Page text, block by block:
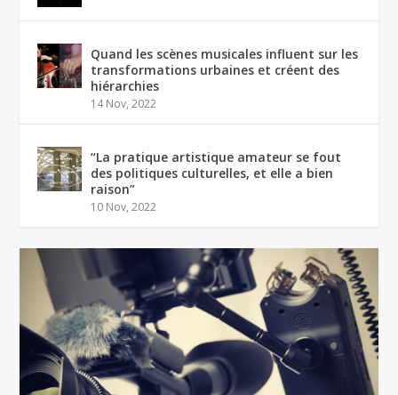
Quand les scènes musicales influent sur les
transformations urbaines et créent des
hiérarchies
14 Nov, 2022
“La pratique artistique amateur se fout
des politiques culturelles, et elle a bien
raison”
10 Nov, 2022